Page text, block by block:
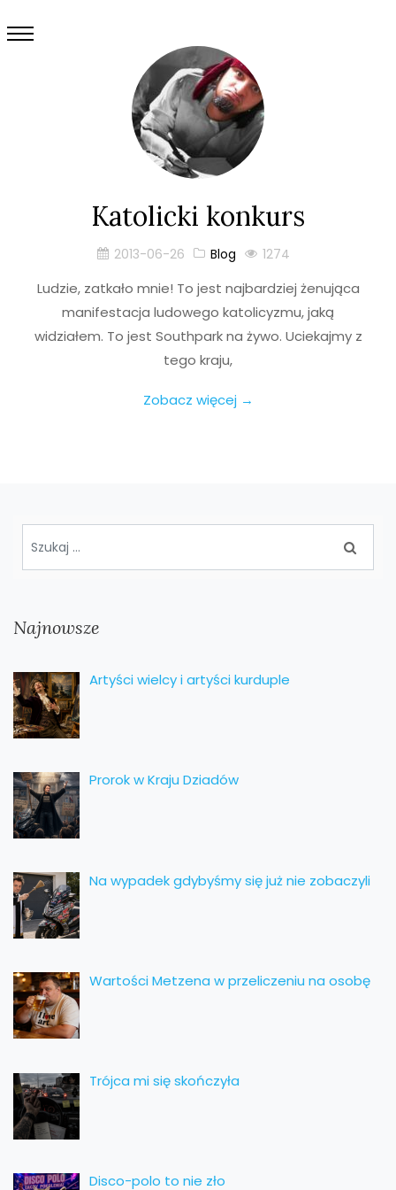
Katolicki konkurs
2013-06-26 Blog 1274
Ludzie, zatkało mnie! To jest najbardziej żenująca
manifestacja ludowego katolicyzmu, jaką
widziałem. To jest Southpark na żywo. Uciekajmy z
tego kraju,
Zobacz więcej →
Najnowsze
Artyści wielcy i artyści kurduple
Prorok w Kraju Dziadów
Na wypadek gdybyśmy się już nie zobaczyli
Wartości Metzena w przeliczeniu na osobę
Trójca mi się skończyła
Disco-polo to nie zło